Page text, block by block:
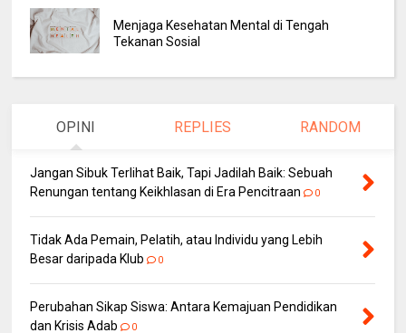
Menjaga Kesehatan Mental di Tengah
Tekanan Sosial
OPINI REPLIES RANDOM
Jangan Sibuk Terlihat Baik, Tapi Jadilah Baik: Sebuah
Renungan tentang Keikhlasan di Era Pencitraan
0
Tidak Ada Pemain, Pelatih, atau Individu yang Lebih
Besar daripada Klub
0
Perubahan Sikap Siswa: Antara Kemajuan Pendidikan
dan Krisis Adab
0